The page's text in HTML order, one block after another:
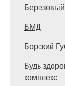
БМД
Борский
Будь
комплекс